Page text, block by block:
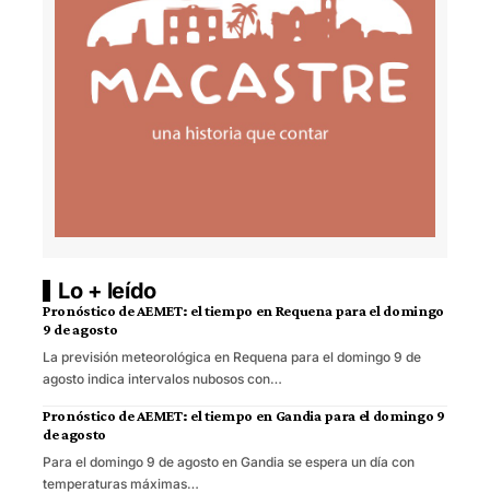
Lo + leído
Pronóstico de AEMET: el tiempo en Requena para el domingo
9 de agosto
La previsión meteorológica en Requena para el domingo 9 de
agosto indica intervalos nubosos con…
Pronóstico de AEMET: el tiempo en Gandia para el domingo 9
de agosto
Para el domingo 9 de agosto en Gandia se espera un día con
temperaturas máximas…